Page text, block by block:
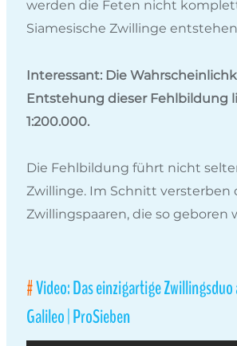
werden die Feten nicht
Siamesische Zwillinge
Interessant: Die
Entstehung dieser Fehlbildung
1:200.000.
Die Fehlbildung führt nicht
Zwillinge. Im Schnitt versterben
Zwillingspaaren, die so geboren
Video: Das einzigartige Zwillingsduo
Galileo | ProSieben